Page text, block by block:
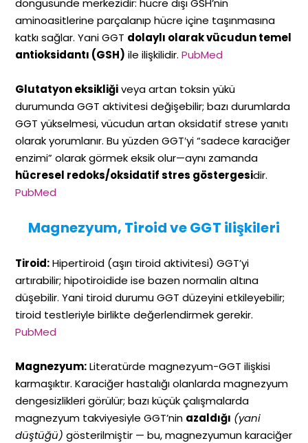
aminoasitlerine parçalanıp hücre içine taşınmasına
katkı sağlar. Yani GGT dolaylı olarak vücudun temel
antioksidantı (GSH) ile ilişkilidir.PubMed
Glutatyon eksikliğiveya artan toksin yükü
durumunda GGT aktivitesi değişebilir; bazı durumlarda
GGT yükselmesi, vücudun artan oksidatif strese yanıtı
olarak yorumlanır. Bu yüzden GGT′yi “sadece karaciğer
enzimi” olarak görmek eksik olur—aynı zamanda
hücresel redoks/oksidatif stres göstergesidir.
PubMed
Magnezyum, Tiroid ve GGT ilişkileri
Tiroid:Hipertiroid (aşırı tiroid aktivitesi) GGT’yi
artırabilir; hipotiroidide ise bazen normalin altına
düşebilir. Yani tiroid durumu GGT düzeyini etkileyebilir;
tiroid testleriyle birlikte değerlendirmek gerekir.
PubMed
Magnezyum:Literatürde magnezyum-GGT ilişkisi
karmaşıktır. Karaciğer hastalığı olanlarda magnezyum
dengesizlikleri görülür; bazı küçük çalışmalarda
magnezyum takviyesiyle GGT’nin azaldığı (yani
düştüğü) gösterilmiştir — bu, magnezyumun karaciğer